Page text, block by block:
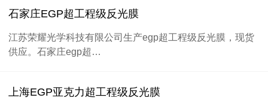
石家庄EGP超工程级反光膜
江苏荣耀光学科技有限公司生产egp超工程级反光膜，现货
供应。石家庄egp超…
上海EGP亚克力超工程级反光膜